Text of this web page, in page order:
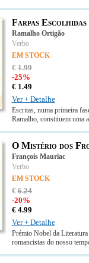
Farpas Escolhidas
Ramalho Ortigão
Verbo
EM STOCK
€1.99
-25%
€ 1.49
Ver + Detalhe
Escritas, numa primeira
Ramalho, constituem uma
O Mistério dos
François Mauriac
Verbo
EM STOCK
€6.24
-20%
€ 4.99
Ver + Detalhe
Prémio Nobel da
romancistas do nosso